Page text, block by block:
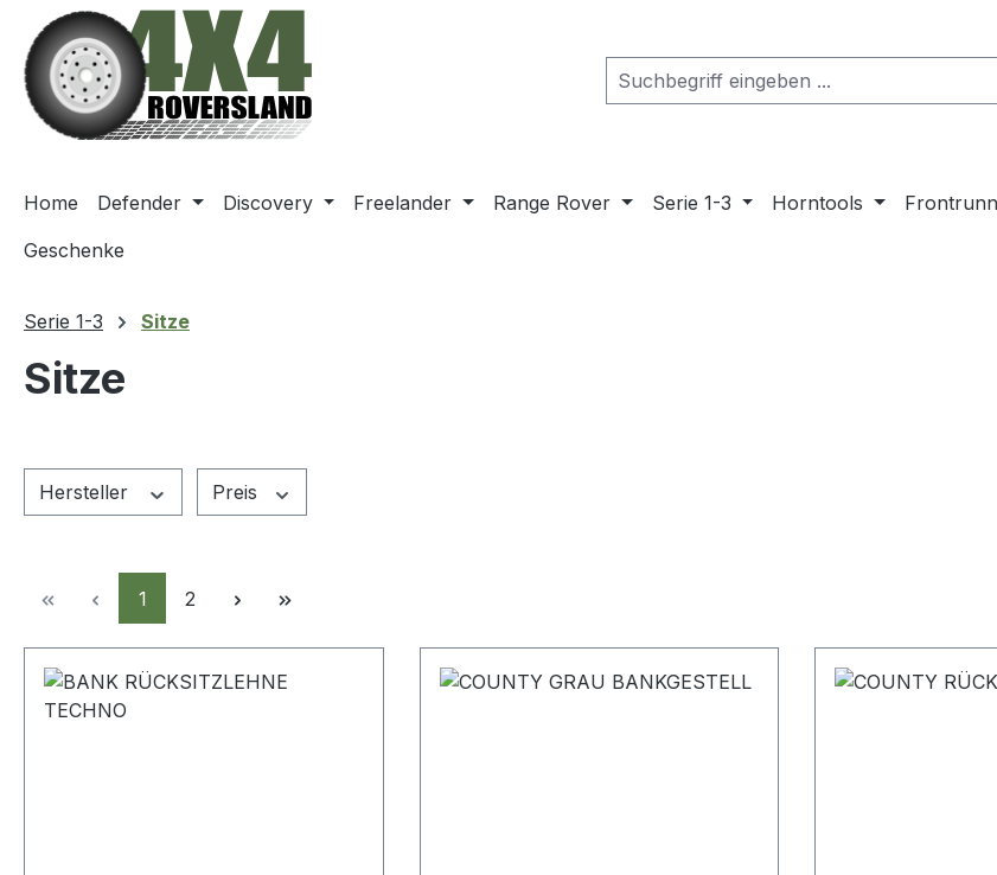
Hauptinhalt springen
Zur Suche springen
Zur Hauptnavigation springen
Home Defender Discovery Freelander Range Rover Serie 1-3 Horntools
Geschenke
Serie 1-3 Sitze
Sitze
Hersteller Preis
Seite
1 Seite
2